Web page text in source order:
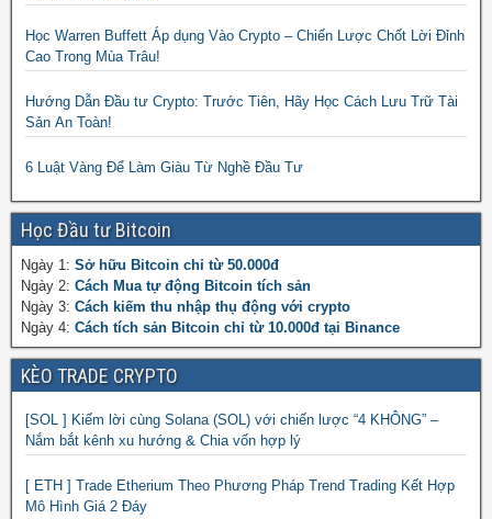
Học Warren Buffett Áp dụng Vào Crypto – Chiến Lược Chốt Lời Đỉnh
Cao Trong Mùa Trâu!
Hướng Dẫn Đầu tư Crypto: Trước Tiên, Hãy Học Cách Lưu Trữ Tài
Sản An Toàn!
6 Luật Vàng Để Làm Giàu Từ Nghề Đầu Tư
Học Đầu tư Bitcoin
Ngày 1: Sở hữu Bitcoin chỉ từ 50.000đ
Ngày 2: Cách Mua tự động Bitcoin tích sản
Ngày 3: Cách kiếm thu nhập thụ động với crypto
Ngày 4: Cách tích sản Bitcoin chỉ từ 10.000đ tại Binance
KÈO TRADE CRYPTO
[SOL ] Kiếm lời cùng Solana (SOL) với chiến lược “4 KHÔNG” –
Nắm bắt kênh xu hướng & Chia vốn hợp lý
[ ETH ] Trade Etherium Theo Phương Pháp Trend Trading Kết Hợp
Mô Hình Giá 2 Đáy